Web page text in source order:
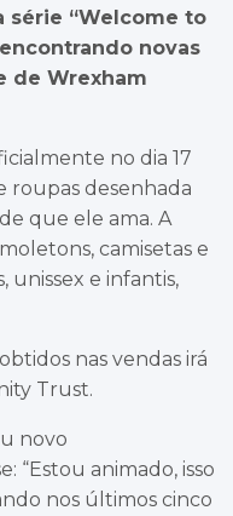
série “Welcome to
novas
de Wrexham
no dia 17
roupas desenhada
que ele ama. A
camisetas e
unissex e infantis,
nas vendas irá
Trust.
novo
“Estou animado, isso
nos últimos cinco